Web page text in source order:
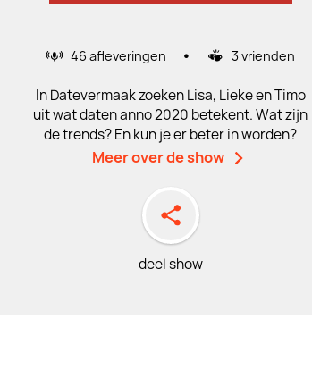
46 afleveringen • 3 vrienden
In Datevermaak zoeken Lisa, Lieke en Timo
uit wat daten anno 2020 betekent. Wat zijn
de trends? En kun je er beter in worden?
Meer over de show
deel show